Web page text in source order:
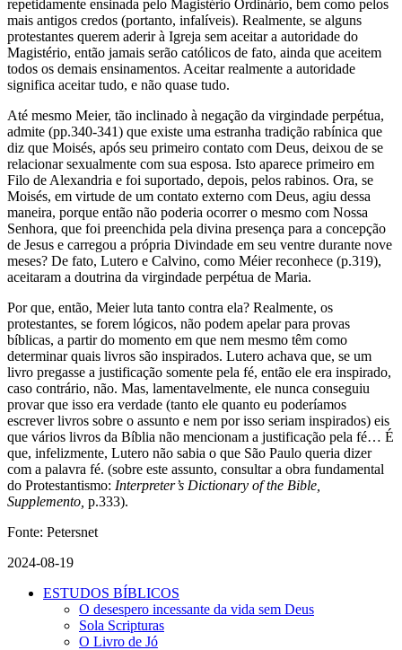
repetidamente ensinada pelo Magistério Ordinário, bem como pelos
mais antigos credos (portanto, infalíveis). Realmente, se alguns
protestantes querem aderir à Igreja sem aceitar a autoridade do
Magistério, então jamais serão católicos de fato, ainda que aceitem
todos os demais ensinamentos. Aceitar realmente a autoridade
significa aceitar tudo, e não quase tudo.
Até mesmo Meier, tão inclinado à negação da virgindade perpétua,
admite (pp.340-341) que existe uma estranha tradição rabínica que
diz que Moisés, após seu primeiro contato com Deus, deixou de se
relacionar sexualmente com sua esposa. Isto aparece primeiro em
Filo de Alexandria e foi suportado, depois, pelos rabinos. Ora, se
Moisés, em virtude de um contato externo com Deus, agiu dessa
maneira, porque então não poderia ocorrer o mesmo com Nossa
Senhora, que foi preenchida pela divina presença para a concepção
de Jesus e carregou a própria Divindade em seu ventre durante nove
meses? De fato, Lutero e Calvino, como Méier reconhece (p.319),
aceitaram a doutrina da virgindade perpétua de Maria.
Por que, então, Meier luta tanto contra ela? Realmente, os
protestantes, se forem lógicos, não podem apelar para provas
bíblicas, a partir do momento em que nem mesmo têm como
determinar quais livros são inspirados. Lutero achava que, se um
livro pregasse a justificação somente pela fé, então ele era inspirado,
caso contrário, não. Mas, lamentavelmente, ele nunca conseguiu
provar que isso era verdade (tanto ele quanto eu poderíamos
escrever livros sobre o assunto e nem por isso seriam inspirados) eis
que vários livros da Bíblia não mencionam a justificação pela fé… É
que, infelizmente, Lutero não sabia o que São Paulo queria dizer
com a palavra fé. (sobre este assunto, consultar a obra fundamental
do Protestantismo: Interpreter’s Dictionary of the Bible,
Supplemento, p.333).
Fonte: Petersnet
2024-08-19
ESTUDOS BÍBLICOS
O desespero incessante da vida sem Deus
Sola Scripturas
O Livro de Jó